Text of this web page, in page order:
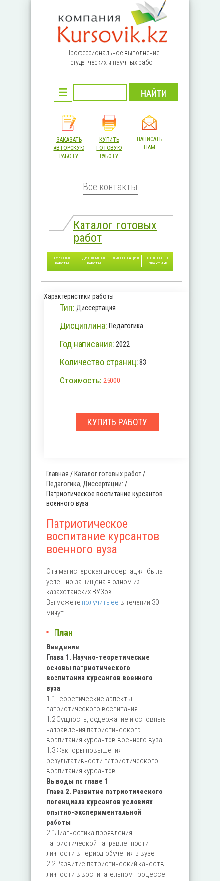
Профессиональное выполнение
студенческих и научных работ
ЗАКАЗАТЬ
АВТОРСКУЮ
РАБОТУ
КУПИТЬ
ГОТОВУЮ
РАБОТУ
НАПИСАТЬ
НАМ
Все контакты
Каталог готовых
работ
КУРСОВЫЕ
РАБОТЫ
ДИПЛОМНЫЕ
РАБОТЫ
ДИССЕРТАЦИИ
ОТЧЕТЫ ПО
ПРАКТИКЕ
Вы здесь
Главная / Каталог готовых работ/
Педагогика, Диссертации: /
Патриотическое воспитание курсантов
военного вуза
Патриотическое
воспитание курсантов
военного вуза
Эта магистерская диссертация была
успешно защищена в одном из
казахстанских ВУЗов.
Вы можете получить ее в течении 30
минут.
План
Введение
Глава 1. Научно-теоретические
основы патриотического
воспитания курсантов военного
вуза
1.1 Теоретические аспекты
патриотического воспитания
1.2 Сущность, содержание и основные
направления патриотического
воспитания курсантов военного вуза
1.3 Факторы повышения
результативности патриотического
воспитания курсантов
Выводы по главе 1
Глава 2. Развитие патриотического
потенциала курсантов условиях
опытно-экспериментальной
работы
2.1Диагностика проявления
патриотической направленности
личности в период обучения в вузе
2.2 Развитие патриотический качеств
личности в воспитательном процессе
Характеристики работы
Тип: Диссертация
Дисциплина: Педагогика
Год написания: 2022
Количество страниц: 83
Стоимость: 25000
КУПИТЬ РАБОТУ